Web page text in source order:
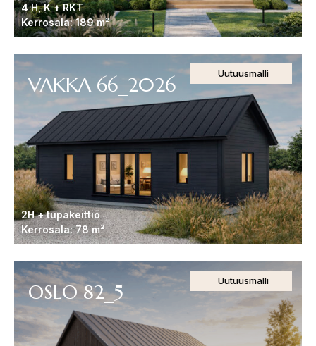
4 H, K + RKT
Kerrosala: 189 m²
2H + tupakeittiö
Kerrosala: 78 m²
VAKKA 66_2026 Uutuusmalli
OSLO 82_5 Uutuusmalli